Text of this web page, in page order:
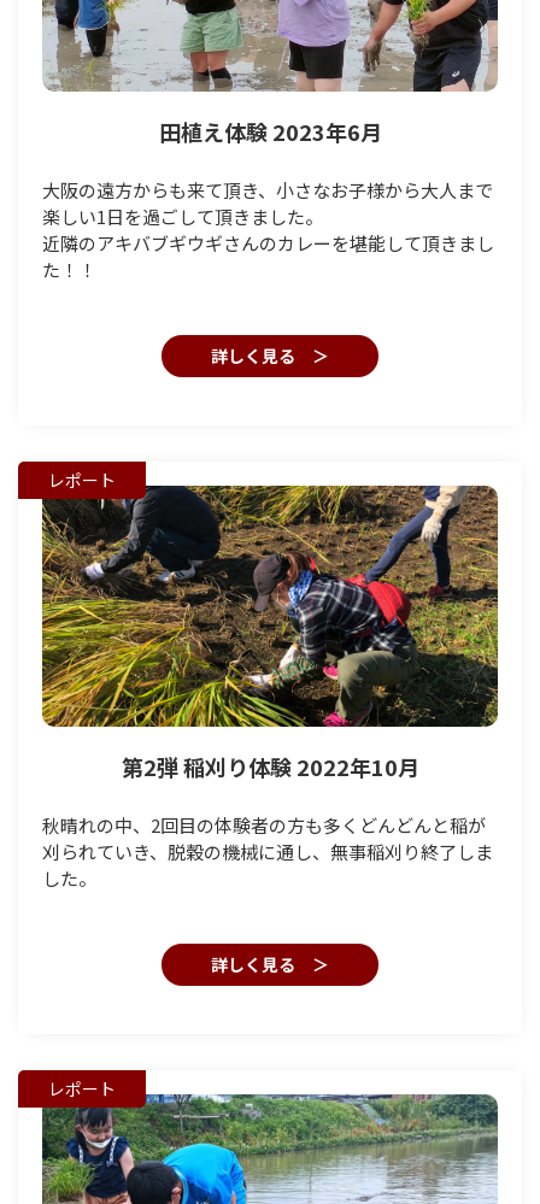
田植え体験 2023年6月
大阪の遠方からも来て頂き、小さなお子様から大人まで
楽しい1日を過ごして頂きました。
近隣のアキバブギウギさんのカレーを堪能して頂きまし
た！！
詳しく見る ＞
レポート
第2弾 稲刈り体験 2022年10月
秋晴れの中、2回目の体験者の方も多くどんどんと稲が
刈られていき、脱穀の機械に通し、無事稲刈り終了しま
した。
詳しく見る ＞
レポート